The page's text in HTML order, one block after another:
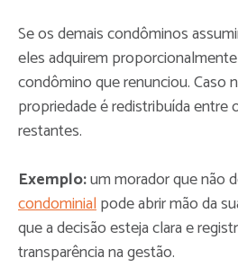
Se os demais condôminos
eles adquirem
condômino que renunciou. Caso
propriedade é redistribuída entre
restantes.
Exemplo:um morador que não
condominialpode abrir mão da
que a decisão esteja clara e
transparência na gestão.